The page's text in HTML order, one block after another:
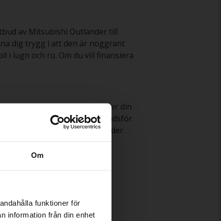
Om
funktioner för
information från din enhet
av Mitsubishi Outlander till
dig trygg i att den är noggrant
i lugn och ro. Om du vill finansiera
om hela affären när du säljer din
fotograferar och marknadsför
Mitsubishi Outlander